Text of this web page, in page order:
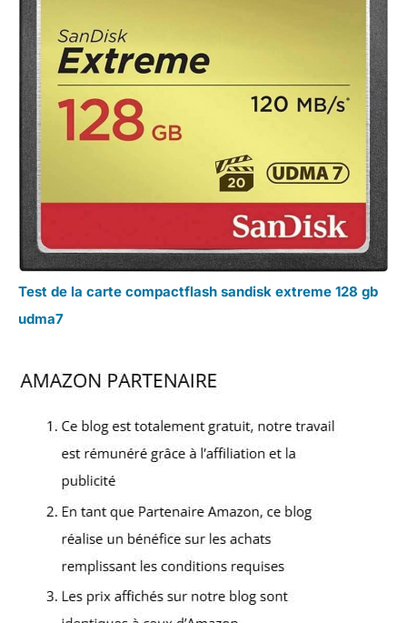
Test de la carte compactflash sandisk extreme 128 gb
udma7